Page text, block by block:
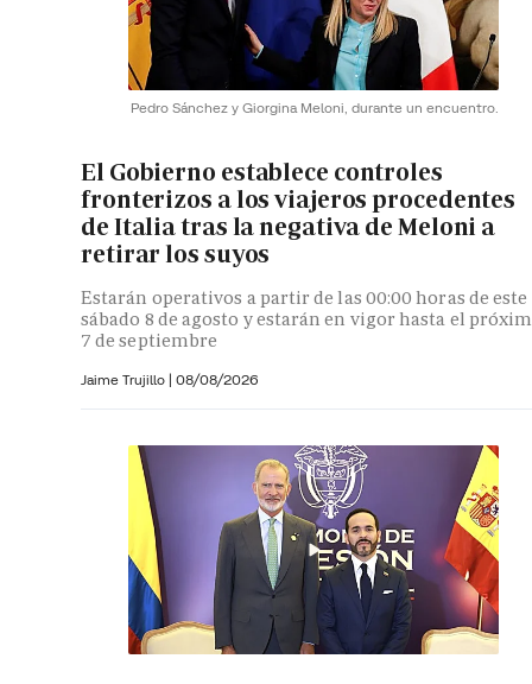
Pedro Sánchez y Giorgina Meloni, durante un encuentro.
El Gobierno establece controles
fronterizos a los viajeros procedentes
de Italia tras la negativa de Meloni a
retirar los suyos
Estarán operativos a partir de las 00:00 horas de este
sábado 8 de agosto y estarán en vigor hasta el
7 de septiembre
Jaime Trujillo | 08/08/2026